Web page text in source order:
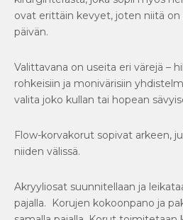
ovat erittäin kevyet, joten niitä
päivän.
Valittavana on useita eri värejä –
rohkeisiin ja monivärisiin
valita joko kullan tai hopean
Flow-korvakorut sopivat arkeen,
niiden välissä.
Akryyliosat suunnitellaan ja
pajalla. Korujen kokoonpano ja